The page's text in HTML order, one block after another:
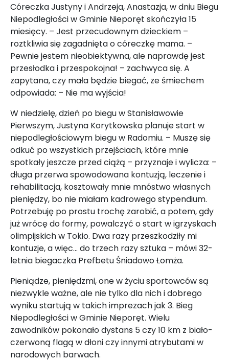
Córeczka Justyny i Andrzeja, Anastazja, w dniu Biegu
Niepodległości w Gminie Nieporęt skończyła 15
miesięcy. – Jest przecudownym dzieckiem –
roztkliwia się zagadnięta o córeczkę mama. –
Pewnie jestem nieobiektywna, ale naprawdę jest
przesłodka i przespokojna! – zachwyca się. A
zapytana, czy mała będzie biegać, ze śmiechem
odpowiada: – Nie ma wyjścia!
W niedzielę, dzień po biegu w Stanisławowie
Pierwszym, Justyna Korytkowska planuje start w
niepodległościowym biegu w Radomiu. – Muszę się
odkuć po wszystkich przejściach, które mnie
spotkały jeszcze przed ciążą – przyznaje i wylicza: –
długa przerwa spowodowana kontuzją, leczenie i
rehabilitacja, kosztowały mnie mnóstwo własnych
pieniędzy, bo nie miałam kadrowego stypendium.
Potrzebuję po prostu trochę zarobić, a potem, gdy
już wrócę do formy, powalczyć o start w igrzyskach
olimpijskich w Tokio. Dwa razy przeszkodziły mi
kontuzje, a więc… do trzech razy sztuka – mówi 32-
letnia biegaczka Prefbetu Śniadowo Łomża.
Pieniądze, pieniędzmi, one w życiu sportowców są
niezwykle ważne, ale nie tylko dla nich i dobrego
wyniku startują w takich imprezach jak 3. Bieg
Niepodległości w Gminie Nieporęt. Wielu
zawodników pokonało dystans 5 czy 10 km z biało-
czerwoną flagą w dłoni czy innymi atrybutami w
narodowych barwach.